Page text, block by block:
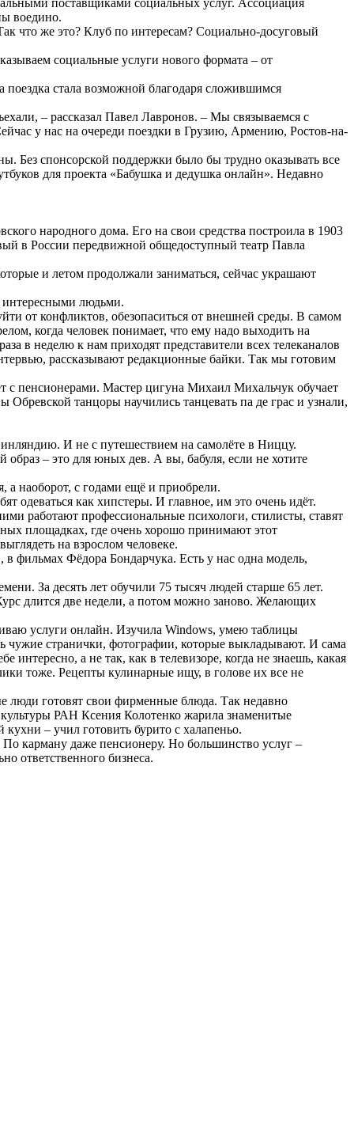
воедино.
что же это? Клуб по интересам? Социально-досуговый
социальные услуги нового формата – от
стала возможной благодаря сложившимся
– рассказал Павел Лавронов. – Мы связываемся с
у нас на очереди поездки в Грузию, Армению, Ростов-на-
Без спонсорской поддержки было бы трудно оказывать все
для проекта «Бабушка и дедушка онлайн». Недавно
народного дома. Его на свои средства построила в 1903
в России передвижной общедоступный театр Павла
и летом продолжали заниматься, сейчас украшают
интересными людьми.
от конфликтов, обезопаситься от внешней среды. В самом
когда человек понимает, что ему надо выходить на
в неделю к нам приходят представители всех телеканалов
рассказывают редакционные байки. Так мы готовим
с пенсионерами. Мастер цигуна Михаил Михальчук обучает
танцоры научились танцевать па де грас и узнали,
И не с путешествием на самолёте в Ниццу.
– это для юных дев. А вы, бабуля, если не хотите
наоборот, с годами ещё и приобрели.
одеваться как хипстеры. И главное, им это очень идёт.
работают профессиональные психологи, стилисты, ставят
площадках, где очень хорошо принимают этот
на взрослом человеке.
фильмах Фёдора Бондарчука. Есть у нас одна модель,
За десять лет обучили 75 тысяч людей старше 65 лет.
длится две недели, а потом можно заново. Желающих
услуги онлайн. Изучила Windows, умею таблицы
чужие странички, фотографии, которые выкладывают. И сама
а не так, как в телевизоре, когда не знаешь, какая
тоже. Рецепты кулинарные ищу, в голове их все не
люди готовят свои фирменные блюда. Так недавно
РАН Ксения Колотенко жарила знаменитые
– учил готовить бурито с халапеньо.
карману даже пенсионеру. Но большинство услуг –
ответственного бизнеса.